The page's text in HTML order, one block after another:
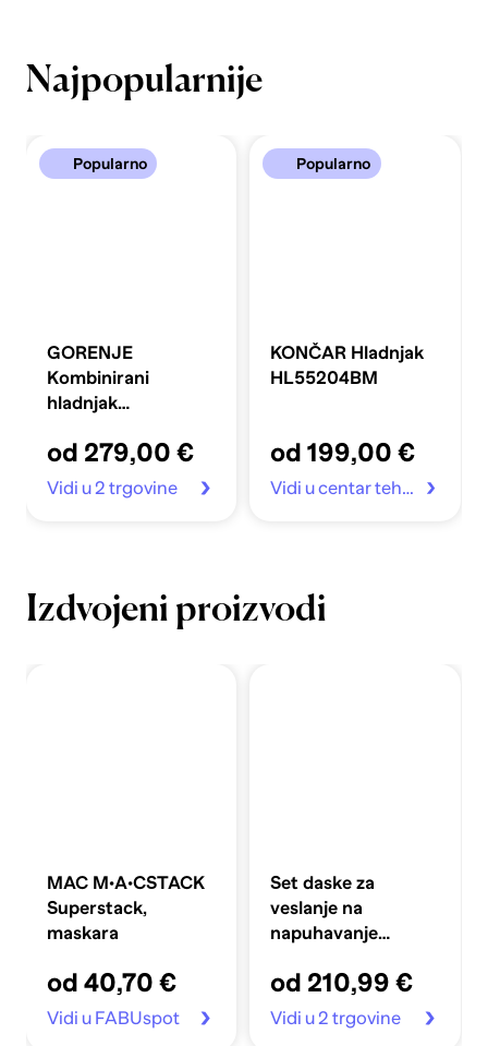
Najpopularnije
Popularno
GORENJE
Kombinirani
hladnjak
od 279,00 €
Vidi u 2 trgovine
Popularno
KONČAR Hladnjak
HL55204BM
od 199,00 €
Vidi u centar tehnike
Izdvojeni proizvodi
MAC M·A·CSTACK
Superstack,
maskara
od 40,70 €
Vidi u FABUspot
Set daske za
veslanje na
napuhavanje
plavi
od 210,99 €
Vidi u 2 trgovine